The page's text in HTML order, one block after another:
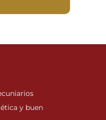
y buen